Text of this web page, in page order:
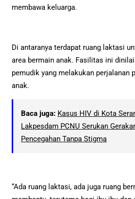
membawa keluarga.
Di antaranya terdapat ruang laktasi
area bermain anak. Fasilitas ini
pemudik yang melakukan perjalanan
anak.
Baca juga: Kasus HIV di Kota
Lakpesdam PCNU Serukan
Pencegahan Tanpa Stigma
“Ada ruang laktasi, ada juga ruang